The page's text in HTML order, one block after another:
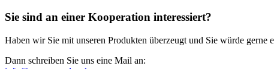
Sie sind an einer Kooperation interessiert?
Haben wir Sie mit unseren Produkten überzeugt und Sie würde gerne
Dann schreiben Sie uns eine Mail an: